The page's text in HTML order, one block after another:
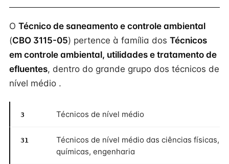
O Técnico de saneamento e controle ambiental
(CBO 3115-05) pertence à família dos Técnicos
em controle ambiental, utilidades e tratamento de
efluentes, dentro do grande grupo dos técnicos de
nível médio .
3 Técnicos de nível médio
31
Técnicos de nível médio das ciências físicas,
químicas, engenharia